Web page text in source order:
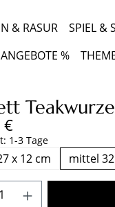
& RASUR
SPIEL &
ANGEBOTE %
Preis:
€
1-3 Tage
x 12 cm mittel
Anzahl: